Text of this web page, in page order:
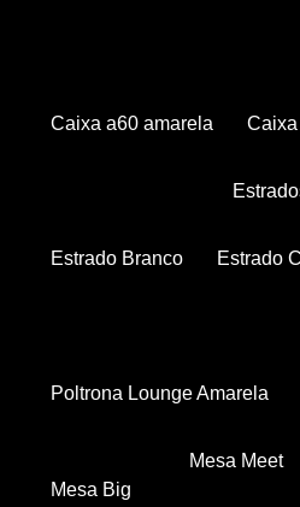
Caixa a60 amarela
Estrado Branco Estrado
Poltrona Lounge Amarela
Mesa Big
Mesa Meet